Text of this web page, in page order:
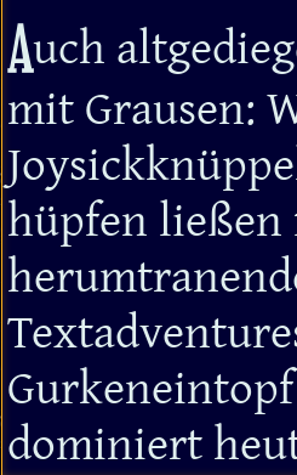
Auch
mit Grausen:
hüpfen ließen
dominiert